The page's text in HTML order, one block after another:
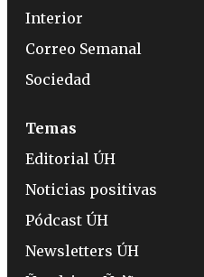
Interior
Correo Semanal
Sociedad
Temas
Editorial ÚH
Noticias positivas
Pódcast ÚH
Newsletters ÚH